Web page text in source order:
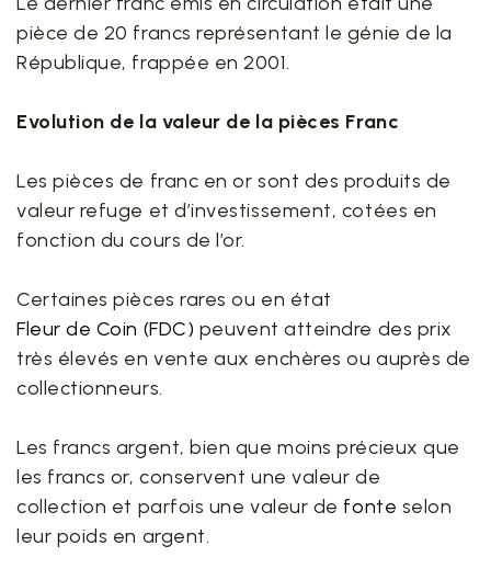
pièce de 20 francs représentant le génie de la
République, frappée en 2001.
Evolution de la valeur de la pièces Franc
Les pièces de franc en or sont des produits de
valeur refuge et d’investissement, cotées en
fonction du cours de l’or.
Certaines pièces rares ou en état
Fleur de Coin (FDC) peuvent atteindre des prix
très élevés en vente aux enchères ou auprès de
collectionneurs.
Les francs argent, bien que moins précieux que
les francs or, conservent une valeur de
collection et parfois une valeur de fonte selon
leur poids en argent.